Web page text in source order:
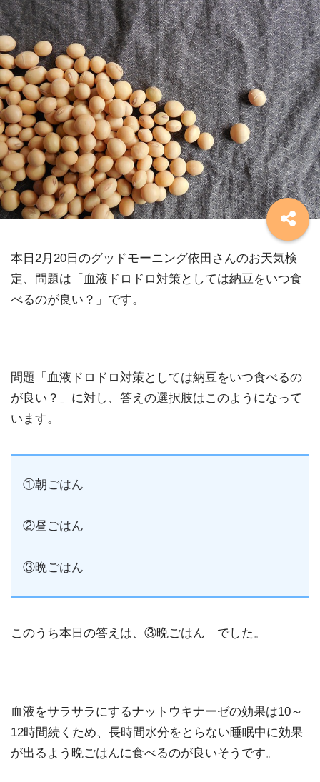
本日2月20日のグッドモーニング依田さんのお天気検
定、問題は「血液ドロドロ対策としては納豆をいつ食
べるのが良い？」です。
問題「血液ドロドロ対策としては納豆をいつ食べるの
が良い？」に対し、答えの選択肢はこのようになって
います。
①朝ごはん
②昼ごはん
③晩ごはん
このうち本日の答えは、③晩ごはん でした。
血液をサラサラにするナットウキナーゼの効果は10～
12時間続くため、長時間水分をとらない睡眠中に効果
が出るよう晩ごはんに食べるのが良いそうです。